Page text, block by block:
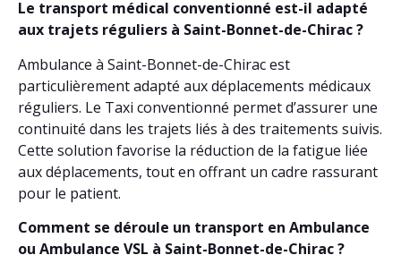
Le transport médical conventionné est-il adapté
aux trajets réguliers à Saint-Bonnet-de-Chirac ?
Ambulance à Saint-Bonnet-de-Chirac est
particulièrement adapté aux déplacements médicaux
réguliers. Le Taxi conventionné permet d’assurer une
continuité dans les trajets liés à des traitements suivis.
Cette solution favorise la réduction de la fatigue liée
aux déplacements, tout en offrant un cadre rassurant
pour le patient.
Comment se déroule un transport en Ambulance
ou Ambulance VSL à Saint-Bonnet-de-Chirac ?